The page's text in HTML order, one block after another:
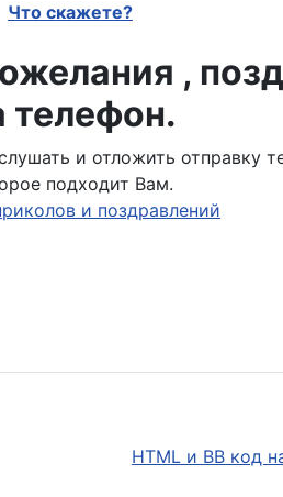
Что скажете?
,
телефон.
и отложить отправку
подходит Вам.
и поздравлений
HTML и BB код